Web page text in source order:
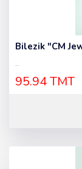
Bilezik "CM
..
95.94 TMT